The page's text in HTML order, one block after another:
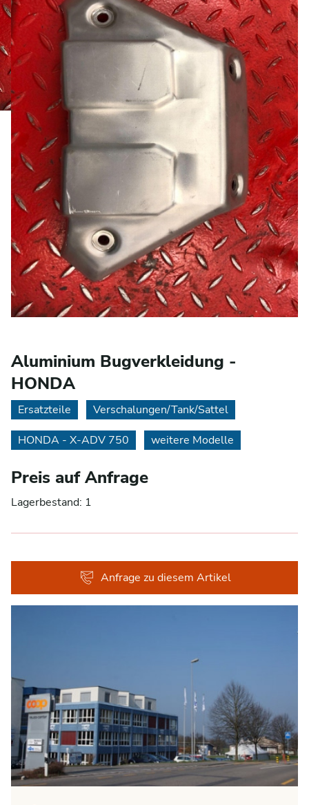
Aluminium Bugverkleidung -
HONDA
Ersatzteile
Verschalungen/Tank/Sattel
HONDA - X-ADV 750
weitere Modelle
Preis auf Anfrage
Lagerbestand: 1
Anfrage zu diesem Artikel